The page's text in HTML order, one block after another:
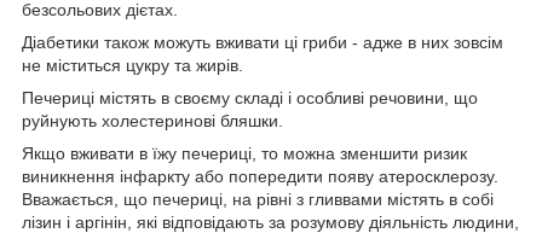
безсольових дієтах.
Діабетики також можуть вживати ці гриби - адже в них зовсім
не міститься цукру та жирів.
Печериці містять в своєму складі і особливі речовини, що
руйнують холестеринові бляшки.
Якщо вживати в їжу печериці, то можна зменшити ризик
виникнення інфаркту або попередити появу атеросклерозу.
Вважається, що печериці, на рівні з гливвами містять в собі
лізин і аргінін, які відповідають за розумову діяльність людини,